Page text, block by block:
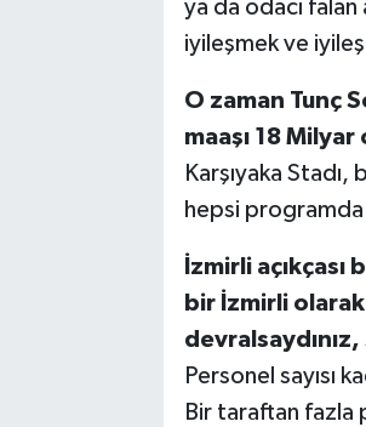
ya da odacı falan
iyileşmek ve
O zaman Tunç
maaşı 18
Karşıyaka Stadı,
hepsi programda
İzmirli
bir İzmirli
Personel sayısı
Bir taraftan